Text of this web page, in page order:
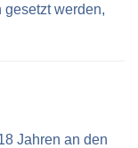
gesetzt werden,
Jahren an den